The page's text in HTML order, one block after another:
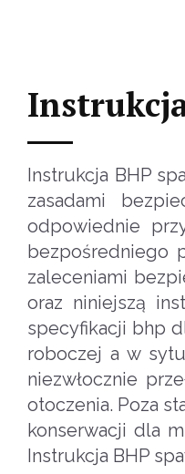
Instrukcja BHP
zasadami
odpowiednie
bezpośredniego
zaleceniami
oraz niniejszą
specyfikacji bhp
roboczej a w
niezwłocznie
otoczenia. Poza
konserwacji dla
Instrukcja BHP